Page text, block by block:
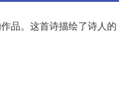
品。这首诗描绘了诗人的